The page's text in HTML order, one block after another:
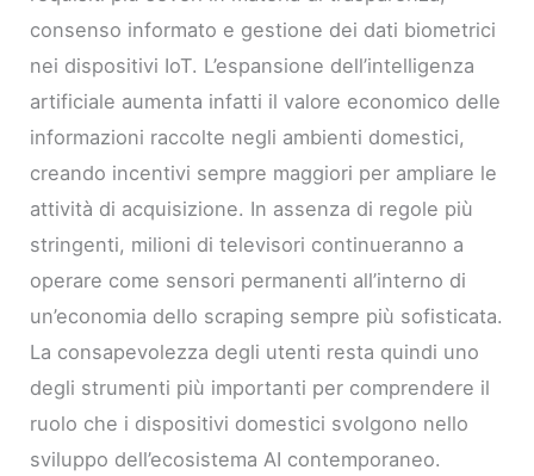
consenso informato e gestione dei dati biometrici
nei dispositivi IoT. L’espansione dell’intelligenza
artificiale aumenta infatti il valore economico delle
informazioni raccolte negli ambienti domestici,
creando incentivi sempre maggiori per ampliare le
attività di acquisizione. In assenza di regole più
stringenti, milioni di televisori continueranno a
operare come sensori permanenti all’interno di
un’economia dello scraping sempre più sofisticata.
La consapevolezza degli utenti resta quindi uno
degli strumenti più importanti per comprendere il
ruolo che i dispositivi domestici svolgono nello
sviluppo dell’ecosistema AI contemporaneo.